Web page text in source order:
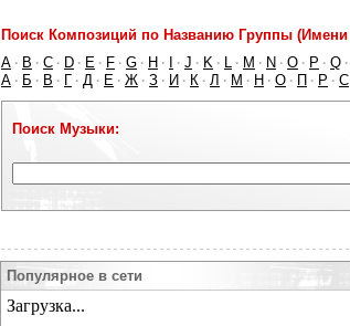
Поиск Композиций по Названию Группы (Имени
A · B · C · D · E · F · G · H · · J · K · L · M · N · O · P · Q ·
А · Б · В · Г · Д · Е · Ж · З · И · К · Л · М · Н · О · П · Р · С
Поиск Музыки:
Популярное в сети